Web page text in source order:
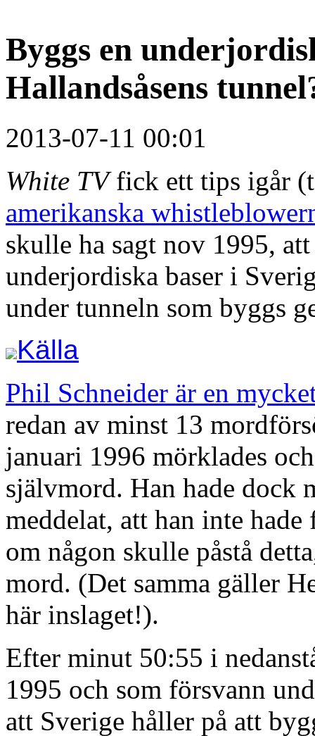
Byggs en
Hallandsåsens
2013-07-11 00:01
White TVfick ett tips igår
amerikanska
skulle ha sagt nov 1995,
underjordiska baser i
under tunneln som byggs
Källa
Phil Schneider är en
redan av minst 13
januari 1996 mörklades
självmord. Han hade dock
meddelat, att han inte
om någon skulle påstå
mord. (Det samma gäller
här inslaget!).
Efter minut 50:55 i
1995 och som försvann
att Sverige håller på att